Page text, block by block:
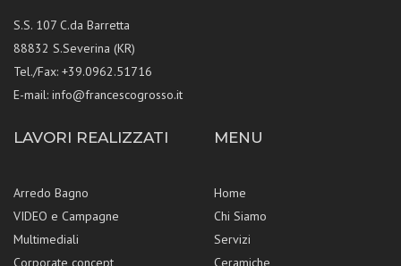
S.S. 107 C.da Barretta
88832 S.Severina (KR)
Tel./Fax: +39.0962.51716
E-mail: info@francescogrosso.it
LAVORI REALIZZATI
Arredo Bagno
VIDEO e Campagne
Multimediali
Corporate concept
MENU
Home
Chi Siamo
Servizi
Ceramiche